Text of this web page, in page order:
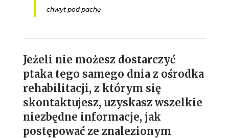
chwyt pod pachę
Jeżeli nie możesz dostarczyć
ptaka tego samego dnia z ośrodka
rehabilitacji, z którym się
skontaktujesz, uzyskasz wszelkie
niezbędne informacje, jak
postępować ze znalezionym